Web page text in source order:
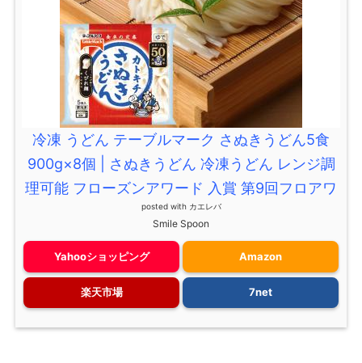
冷凍 うどん テーブルマーク さぬきうどん5食
900g×8個 | さぬきうどん 冷凍うどん レンジ調
理可能 フローズンアワード 入賞 第9回フロアワ
posted with カエレバ
Smile Spoon
Yahooショッピング Amazon
楽天市場 7net